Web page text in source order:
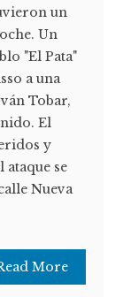
un
Un
"El Pata"
a una
Tobar,
El
y
se
Nueva
More